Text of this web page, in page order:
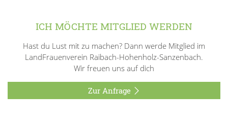
ICH MÖCHTE MITGLIED WERDEN
Hast du Lust mit zu machen? Dann werde Mitglied im
LandFrauenverein Raibach-Hohenholz-Sanzenbach.
Wir freuen uns auf dich
Zur Anfrage